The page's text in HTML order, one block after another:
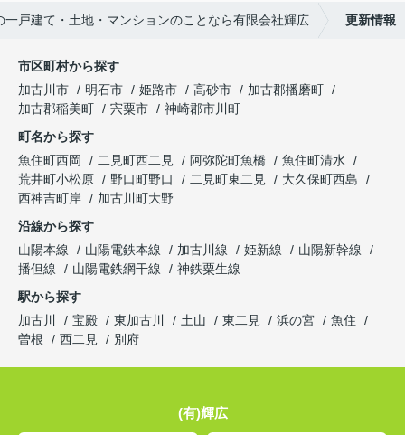
戸建て・土地・マンションのことなら有限会社輝広 更新情報
市区町村から探す
加古川市
明石市 姫路市 高砂市
加古郡播磨町
加古郡稲美町
宍粟市
神崎郡市川町
町名から探す
魚住町西岡
二見町西二見 阿弥陀町魚橋
魚住町清水
荒井町小松原
野口町野口 二見町東二見
大久保町西島
西神吉町岸
加古川町大野
沿線から探す
山陽本線
山陽電鉄本線 加古川線 姫新線
山陽新幹線
播但線
山陽電鉄網干線
神鉄粟生線
駅から探す
加古川
宝殿 東加古川 土山 東二見 浜の宮
魚住
曽根
西二見 別府
(有)輝広